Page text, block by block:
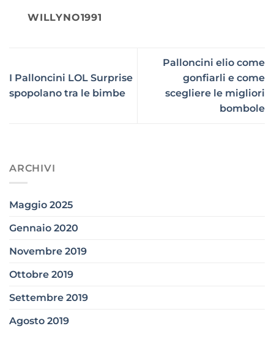
WILLYNO1991
I Palloncini LOL Surprise
spopolano tra le bimbe
Palloncini elio come
gonfiarli e come
scegliere le migliori
bombole
ARCHIVI
Maggio 2025
Gennaio 2020
Novembre 2019
Ottobre 2019
Settembre 2019
Agosto 2019